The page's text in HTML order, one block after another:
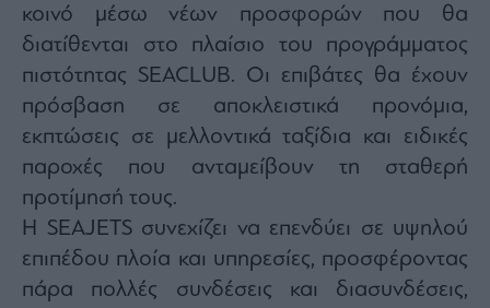
κοινό μέσω νέων προσφορών που θα
διατίθενται στο πλαίσιο του προγράμματος
πιστότητας SEACLUB. Οι επιβάτες θα έχουν
πρόσβαση σε αποκλειστικά προνόμια,
εκπτώσεις σε μελλοντικά ταξίδια και ειδικές
παροχές που ανταμείβουν τη σταθερή
προτίμησή τους.
Η SEAJETS συνεχίζει να επενδύει σε υψηλού
επιπέδου πλοία και υπηρεσίες, προσφέροντας
πάρα πολλές συνδέσεις και διασυνδέσεις,